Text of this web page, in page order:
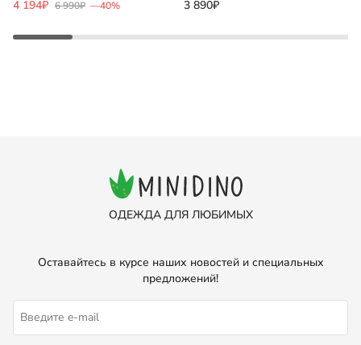
4 194₽ 6 990₽ —40%
3 890₽
ОДЕЖДА ДЛЯ ЛЮБИМЫХ
Оставайтесь в курсе наших новостей и специальных
предложений!